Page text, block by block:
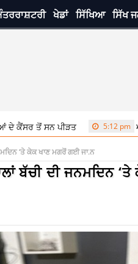
ਖੇਡਾਂ ਸਿੱਖਿਆ ਸਿੱਖ
ਸਨ ਪੀੜਤ 5:12 pm ਅੰਮ੍ਰਿਤਸਰ
‘ਤੇ ਕੇਕ ਖਾਣ ਮਗਰੋਂ ਗਈ ਜਾ.ਨ
ਬੱਚੀ ਦੀ ਜਨਮਦਿਨ